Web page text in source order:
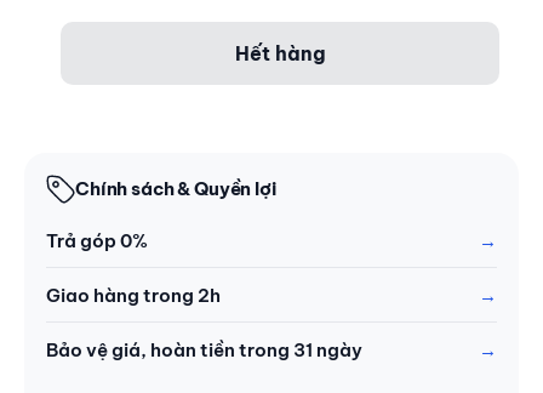
Hết hàng
Chính sách & Quyền lợi
Trả góp 0%
Giao hàng trong 2h
Bảo vệ giá, hoàn tiền trong 31 ngày